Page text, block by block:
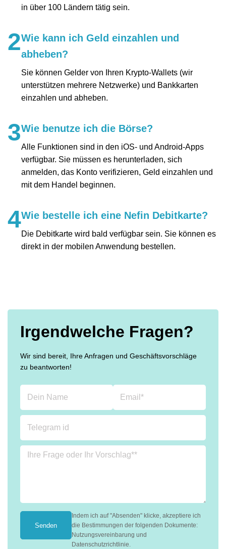
in über 100 Ländern tätig sein.
2Wie kann ich Geld einzahlen und
abheben?
Sie können Gelder von Ihren Krypto-Wallets (wir
unterstützen mehrere Netzwerke) und Bankkarten
einzahlen und abheben.
3Wie benutze ich die Börse?
Alle Funktionen sind in den iOS- und Android-Apps
verfügbar. Sie müssen es herunterladen, sich
anmelden, das Konto verifizieren, Geld einzahlen und
mit dem Handel beginnen.
4Wie bestelle ich eine Nefin Debitkarte?
Die Debitkarte wird bald verfügbar sein. Sie können es
direkt in der mobilen Anwendung bestellen.
Irgendwelche Fragen?
Wir sind bereit, Ihre Anfragen und Geschäftsvorschläge
zu beantworten!
Senden
Indem ich auf "Absenden" klicke, akzeptiere ich
die Bestimmungen der folgenden Dokumente:
Nutzungsvereinbarung und
Datenschutzrichtlinie.